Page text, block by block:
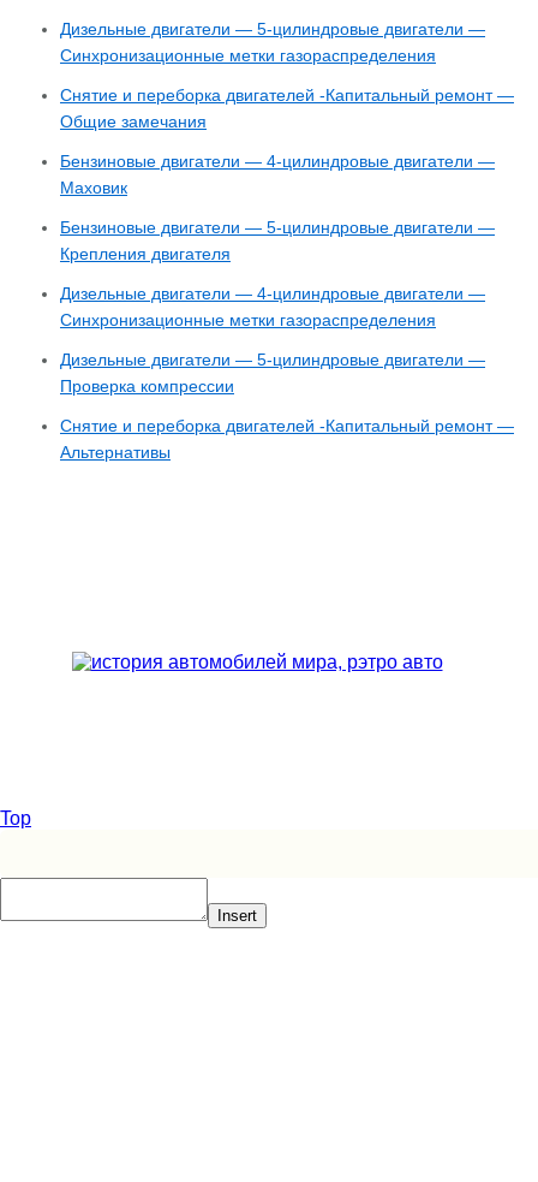
Дизельные двигатели — 5-цилиндровые двигатели —
Синхронизационные метки газораспределения
Снятие и переборка двигателей -Капитальный ремонт —
Общие замечания
Бензиновые двигатели — 4-цилиндровые двигатели —
Маховик
Бензиновые двигатели — 5-цилиндровые двигатели —
Крепления двигателя
Дизельные двигатели — 4-цилиндровые двигатели —
Синхронизационные метки газораспределения
Дизельные двигатели — 5-цилиндровые двигатели —
Проверка компрессии
Снятие и переборка двигателей -Капитальный ремонт —
Альтернативы
Top
Insert